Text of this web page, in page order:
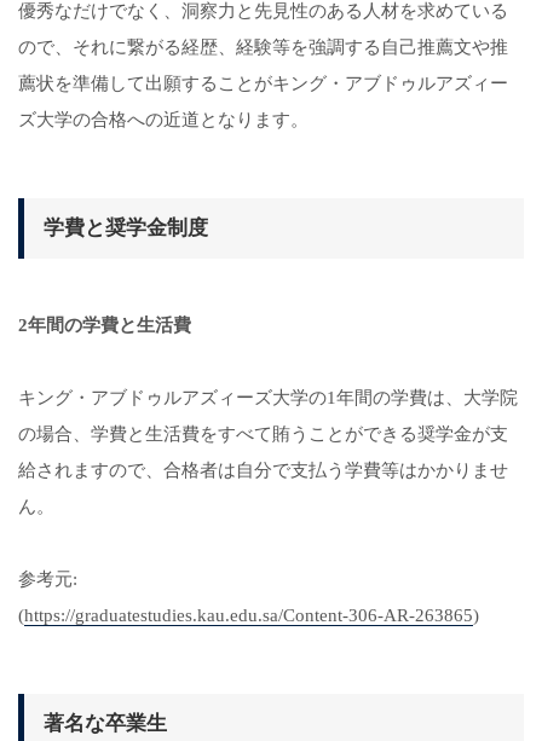
優秀なだけでなく、洞察力と先見性のある人材を求めている
ので、それに繋がる経歴、経験等を強調する自己推薦文や推
薦状を準備して出願することがキング・アブドゥルアズィー
ズ大学の合格への近道となります。
学費と奨学金制度
2年間の学費と生活費
キング・アブドゥルアズィーズ大学の1年間の学費は、大学院
の場合、学費と生活費をすべて賄うことができる奨学金が支
給されますので、合格者は自分で支払う学費等はかかりませ
ん。
参考元:
(https://graduatestudies.kau.edu.sa/Content-306-AR-263865)
著名な卒業生